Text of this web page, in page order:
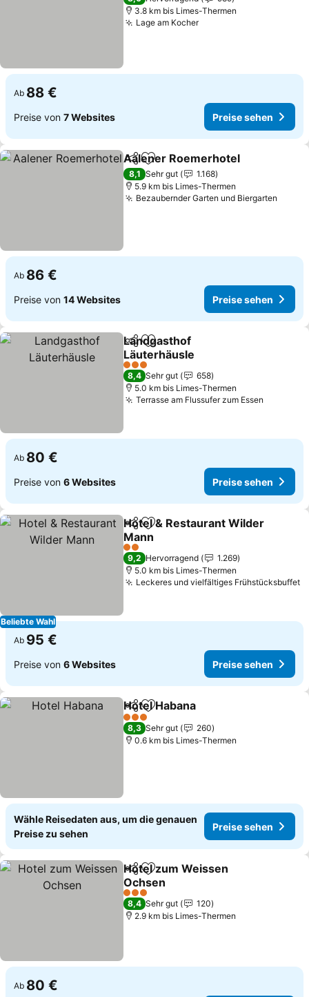
3.8 km bis Limes-Thermen
Lage am KocherPreise sehen
Ab 88 €
Preise von 7 Websites Preise sehen
TeilenZu Favoriten hinzufügen
Aalener Roemerhotel
8,1 Sehr gut
1.168
5.9 km bis Limes-Thermen
Bezaubernder Garten und Biergarten
Ab 86 €
Preise von 14 Websites Preise sehen
TeilenZu Favoriten hinzufügen
Landgasthof
Läuterhäusle
Preise sehen
3 Sterne
8,4 Sehr gut
658
5.0 km bis Limes-Thermen
Terrasse am Flussufer zum Essen
Ab 80 €
Preise von 6 Websites Preise sehen
Beliebte Wahl
TeilenZu Favoriten hinzufügen
Hotel & Restaurant Wilder
Mann
Preise sehen
2 Sterne
9,2 Hervorragend
1.269
5.0 km bis Limes-Thermen
Leckeres und vielfältiges Frühstücksbuffet
Ab 95 €
Preise von 6 Websites Preise sehen
TeilenZu Favoriten hinzufügen
Hotel Habana
3 Sterne
8,3 Sehr gut
260
0.6 km bis Limes-Thermen
Wähle Reisedaten aus, um die genauen
Preise zu sehen
Preise sehen
TeilenZu Favoriten hinzufügen
Hotel zum Weissen
Ochsen
Preise sehen
3 Sterne
8,4 Sehr gut
120
2.9 km bis Limes-Thermen
Ab 80 €